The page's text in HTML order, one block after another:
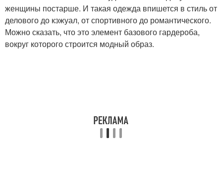
женщины постарше. И такая одежда впишется в стиль от
делового до кэжуал, от спортивного до романтического.
Можно сказать, что это элемент базового гардероба,
вокруг которого строится модный образ.